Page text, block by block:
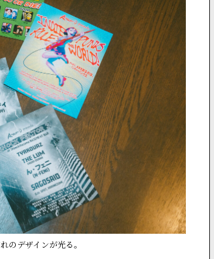
のデザインが光る。